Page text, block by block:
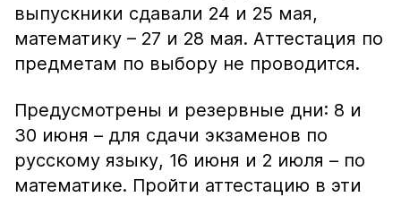
выпускники сдавали 24 и 25 мая,
математику – 27 и 28 мая. Аттестация по
предметам по выбору не проводится.
Предусмотрены и резервные дни: 8 и
30 июня – для сдачи экзаменов по
русскому языку, 16 июня и 2 июля – по
математике. Пройти аттестацию в эти